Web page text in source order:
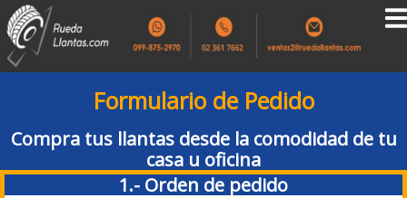
Formulario de Pedido
Compra tus llantas desde la comodidad de tu
casa u oficina
1.- Orden de pedido